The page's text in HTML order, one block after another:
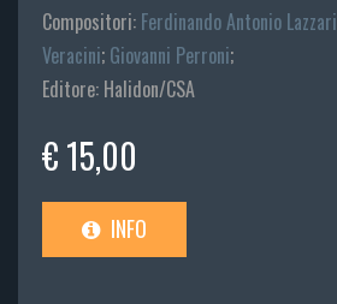
Compositori: Ferdinando Antonio Lazzari
Veracini; Giovanni Perroni;
Editore: Halidon/CSA
€ 15,00
INFO